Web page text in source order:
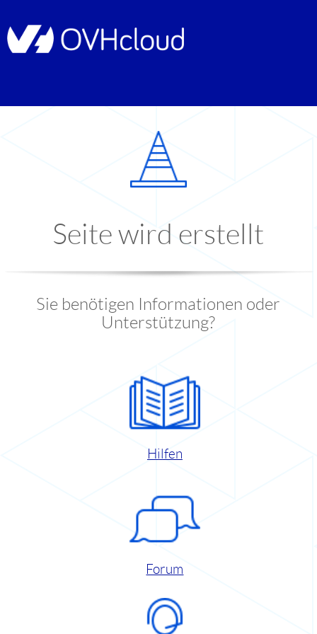
Seite wird erstellt
Sie benötigen Informationen oder
Unterstützung?
Hilfen
Forum